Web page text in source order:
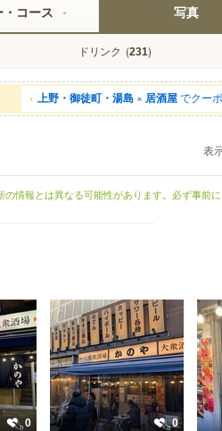
コース 写真
ドリンク (231)
上野・御徒町・湯島 × 居酒屋でクー
表
情報とは異なる可能性があります。必ず事前
0 0